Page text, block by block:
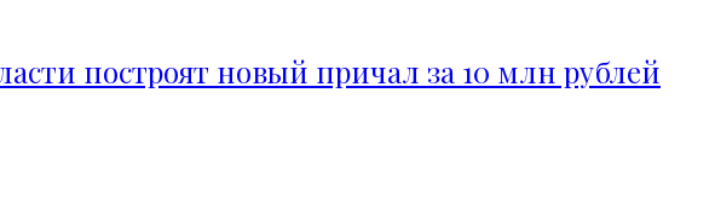
построят новый причал за 10 млн рублей